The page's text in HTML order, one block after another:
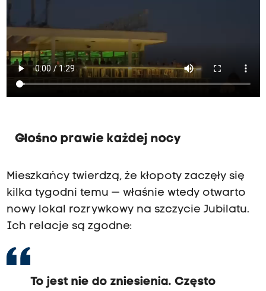
Głośno prawie każdej nocy
Mieszkańcy twierdzą, że kłopoty zaczęły się
kilka tygodni temu — właśnie wtedy otwarto
nowy lokal rozrywkowy na szczycie Jubilatu.
Ich relacje są zgodne:
To jest nie do zniesienia. Często